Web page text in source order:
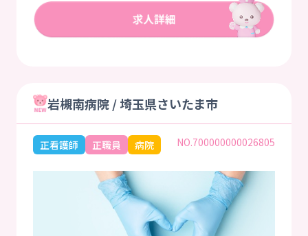
岩槻南病院 / 埼玉県さいたま市
正看護師 正職員 病院 NO.700000000026805